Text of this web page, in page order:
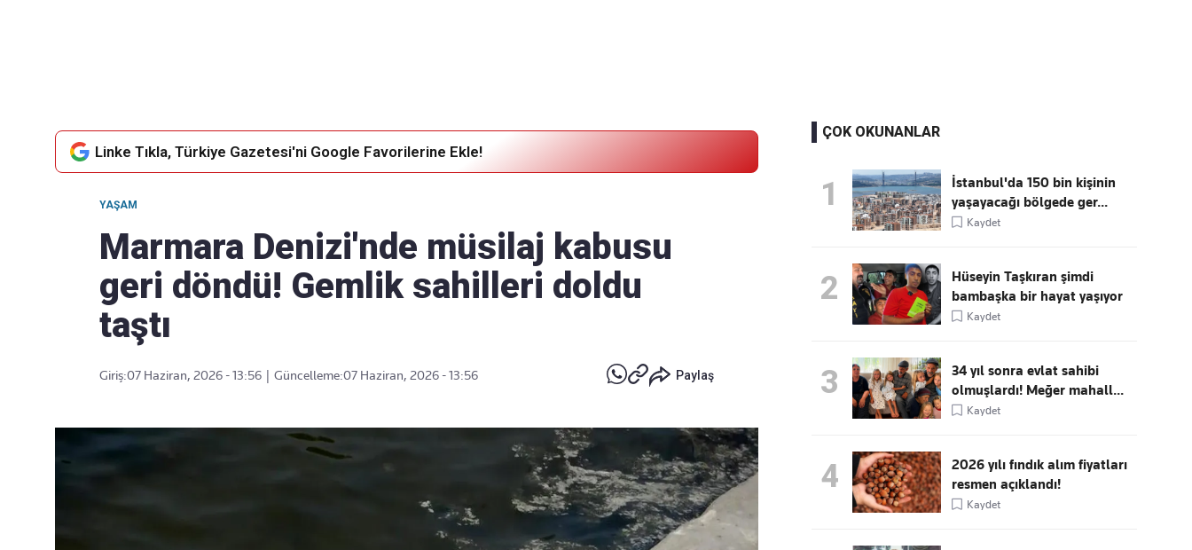
Linke Tıkla, Türkiye Gazetesi'ni Google Favorilerine Ekle!
YAŞAM
Marmara Denizi'nde müsilaj kabusu
geri döndü! Gemlik sahilleri doldu
taştı
Giriş:07 Haziran, 2026 - 13:56 Güncelleme:07 Haziran, 2026 - 13:56 Paylaş
ÇOK OKUNANLAR
1
İstanbul'da 150 bin kişinin
yaşayacağı bölgede ger...
Kaydet
2
Hüseyin Taşkıran şimdi
bambaşka bir hayat yaşıyor
Kaydet
3
34 yıl sonra evlat sahibi
olmuşlardı! Meğer mahall...
Kaydet
4
2026 yılı fındık alım fiyatları
resmen açıklandı!
Kaydet